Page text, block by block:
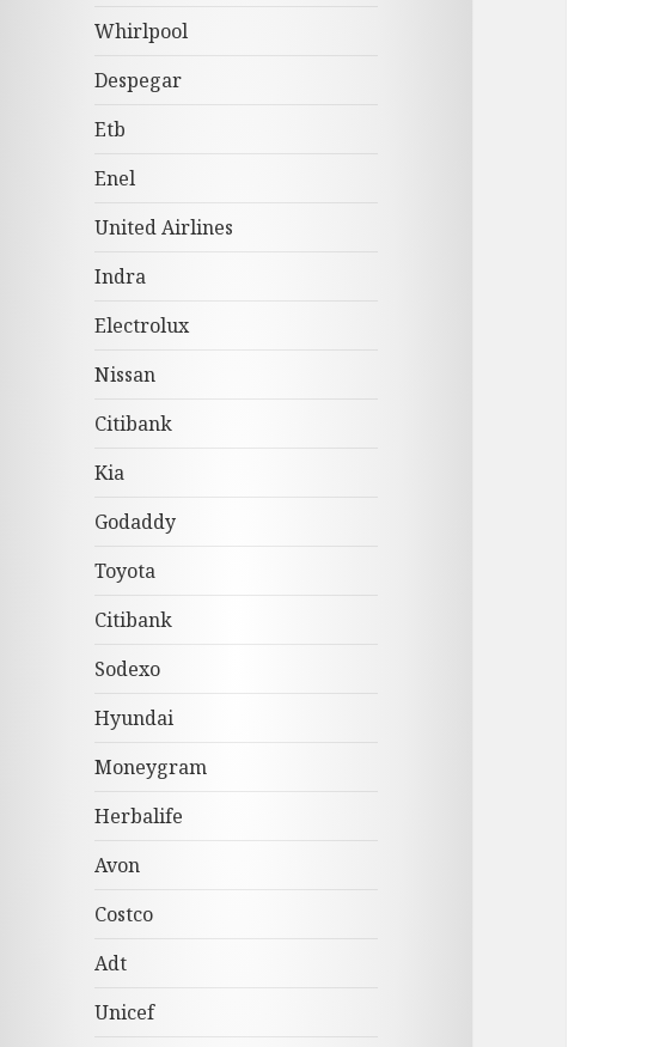
Whirlpool
Despegar
Etb
Enel
United Airlines
Indra
Electrolux
Nissan
Citibank
Kia
Godaddy
Toyota
Citibank
Sodexo
Hyundai
Moneygram
Herbalife
Avon
Costco
Adt
Unicef